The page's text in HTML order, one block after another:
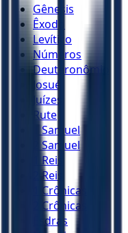
Gênesis
Êxodo
Levítico
Números
Deuteronômio
Josué
Juízes
Rute
1 Samuel
2 Samuel
1 Reis
2 Reis
1 Crônicas
2 Crônicas
Esdras